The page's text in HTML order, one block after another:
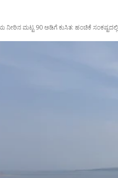
ನೀರಿನ ಮಟ್ಟ 90 ಅಡಿಗೆ ಕುಸಿತ: ಹಂಚಿಕೆ